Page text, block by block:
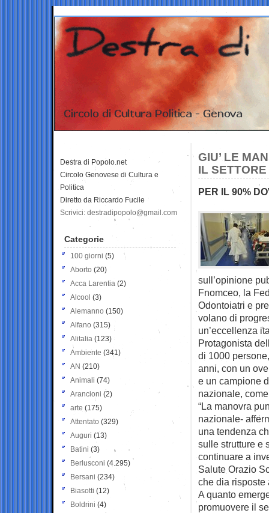
GIU’ LE
IL
PER IL 90%
sull’opinione
Fnomceo, la
Odontoiatri e
volano di
un’eccellenza
Protagonista
di 1000
anni, con un
e un campione
nazionale,
“La manovra
nazionale-
una tendenza
sulle strutture e
continuare a
Salute Orazio
che dia risposte
A quanto
promuovere il
Destra di Popolo.net
Circolo Genovese di Cultura e
Politica
Diretto da Riccardo Fucile
Scrivici: destradipopolo@gmail.com
Categorie
100 giorni (5)
Aborto (20)
Acca Larentia (2)
Alcool (3)
Alemanno (150)
Alfano (315)
Alitalia (123)
Ambiente (341)
AN (210)
Animali (74)
Arancioni (2)
arte (175)
Attentato (329)
Auguri (13)
Batini (3)
Berlusconi (4.295)
Bersani (234)
Biasotti (12)
Boldrini (4)